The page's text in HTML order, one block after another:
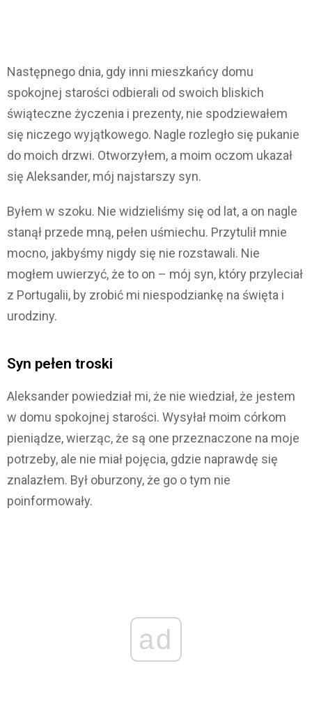
Następnego dnia, gdy inni mieszkańcy domu
spokojnej starości odbierali od swoich bliskich
świąteczne życzenia i prezenty, nie spodziewałem
się niczego wyjątkowego. Nagle rozległo się pukanie
do moich drzwi. Otworzyłem, a moim oczom ukazał
się Aleksander, mój najstarszy syn.
Byłem w szoku. Nie widzieliśmy się od lat, a on nagle
stanął przede mną, pełen uśmiechu. Przytulił mnie
mocno, jakbyśmy nigdy się nie rozstawali. Nie
mogłem uwierzyć, że to on – mój syn, który przyleciał
z Portugalii, by zrobić mi niespodziankę na święta i
urodziny.
Syn pełen troski
Aleksander powiedział mi, że nie wiedział, że jestem
w domu spokojnej starości. Wysyłał moim córkom
pieniądze, wierząc, że są one przeznaczone na moje
potrzeby, ale nie miał pojęcia, gdzie naprawdę się
znalazłem. Był oburzony, że go o tym nie
poinformowały.
ad